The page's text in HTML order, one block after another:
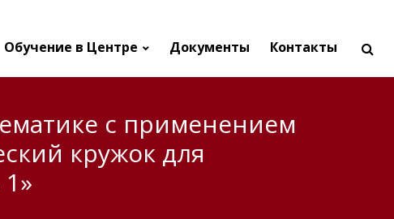
Обучение в Центре Документы Контакты
с применением
кружок для